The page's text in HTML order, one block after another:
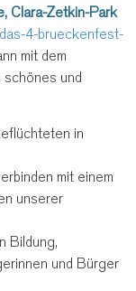
Clara-Zetkin-Park
4-brueckenfest-
mit dem
und
in
mit einem
unserer
Bildung,
und Bürger